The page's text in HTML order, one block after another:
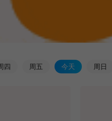
四 周五 今天 周 日